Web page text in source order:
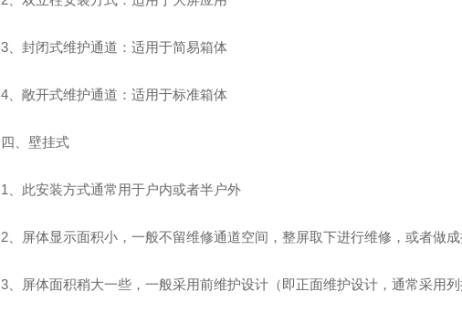
3、封闭式维护通道：适用于简易箱体
4、敞开式维护通道：适用于标准箱体
四、壁挂式
1、此安装方式通常用于户内或者半户外
2、屏体显示面积小，一般不留维修通道空间，整屏取下进行维修，或者做
3、屏体面积稍大一些，一般采用前维护设计（即正面维护设计，通常采用列